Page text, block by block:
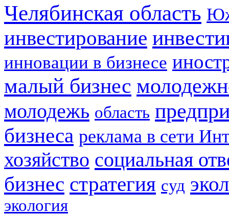
Челябинская область
инвестирование
инновации в бизнесе
малый бизнес
молодежь область
бизнеса реклама в сети
хозяйство социальная
бизнес стратегия суд
экология